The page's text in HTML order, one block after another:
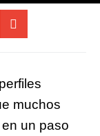
muchos
un paso